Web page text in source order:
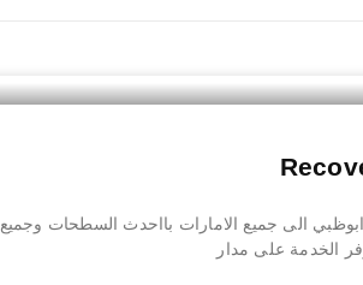
الى جميع الامارات بااحدث السطحات وجميع
الخدمة على مدار